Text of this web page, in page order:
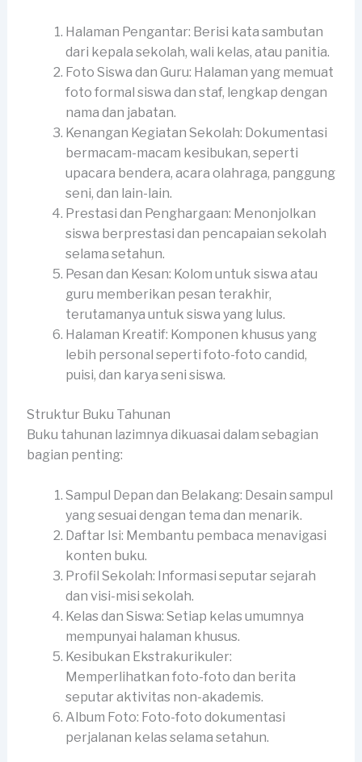
Halaman Pengantar: Berisi kata sambutan
dari kepala sekolah, wali kelas, atau panitia.
Foto Siswa dan Guru: Halaman yang memuat
foto formal siswa dan staf, lengkap dengan
nama dan jabatan.
Kenangan Kegiatan Sekolah: Dokumentasi
bermacam-macam kesibukan, seperti
upacara bendera, acara olahraga, panggung
seni, dan lain-lain.
Prestasi dan Penghargaan: Menonjolkan
siswa berprestasi dan pencapaian sekolah
selama setahun.
Pesan dan Kesan: Kolom untuk siswa atau
guru memberikan pesan terakhir,
terutamanya untuk siswa yang lulus.
Halaman Kreatif: Komponen khusus yang
lebih personal seperti foto-foto candid,
puisi, dan karya seni siswa.
Struktur Buku Tahunan
Buku tahunan lazimnya dikuasai dalam sebagian
bagian penting:
Sampul Depan dan Belakang: Desain sampul
yang sesuai dengan tema dan menarik.
Daftar Isi: Membantu pembaca menavigasi
konten buku.
Profil Sekolah: Informasi seputar sejarah
dan visi-misi sekolah.
Kelas dan Siswa: Setiap kelas umumnya
mempunyai halaman khusus.
Kesibukan Ekstrakurikuler:
Memperlihatkan foto-foto dan berita
seputar aktivitas non-akademis.
Album Foto: Foto-foto dokumentasi
perjalanan kelas selama setahun.